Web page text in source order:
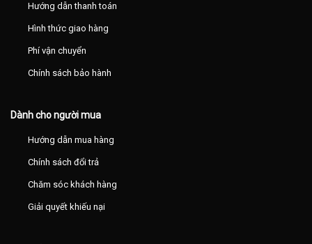
Hướng dẫn thanh toán
Hình thức giao hàng
Phí vận chuyển
Chính sách bảo hành
Dành cho người mua
Hướng dẫn mua hàng
Chính sách đổi trả
Chăm sóc khách hàng
Giải quyết khiếu nại